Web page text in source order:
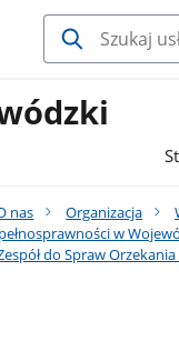
nas Organizacja
w
do Spraw